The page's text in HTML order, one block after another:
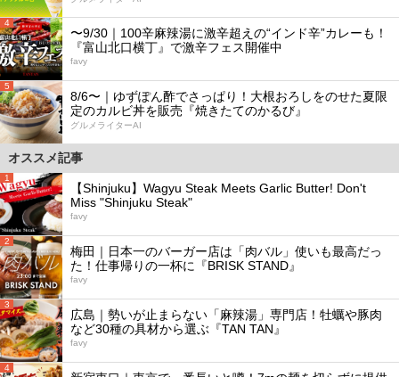
4
〜9/30｜100辛麻辣湯に激辛超えの“インド辛”カレーも！
『富山北口横丁』で激辛フェス開催中
favy
5
8/6〜｜ゆずぽん酢でさっぱり！大根おろしをのせた夏限
定のカルビ丼を販売『焼きたてのかるび』
グルメライターAI
オススメ記事
1
【Shinjuku】Wagyu Steak Meets Garlic Butter! Don't
Miss "Shinjuku Steak"
favy
2
梅田｜日本一のバーガー店は「肉バル」使いも最高だっ
た！仕事帰りの一杯に『BRISK STAND』
favy
3
広島｜勢いが止まらない「麻辣湯」専門店！牡蠣や豚肉
など30種の具材から選ぶ『TAN TAN』
favy
4